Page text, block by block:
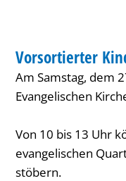
KATEGORIE: MARKT
Vorsortierter
Am Samstag, dem
Evangelischen
Von 10 bis 13 Uhr
evangelischen
stöbern.